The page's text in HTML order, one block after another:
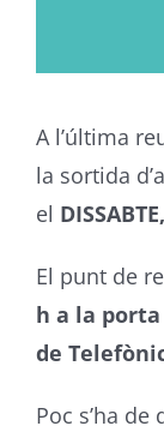
A l’última
la sortida
el
El punt de
h a la
de
Poc s’ha